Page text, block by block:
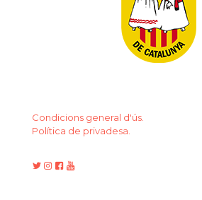
Condicions general d'ús.
Política de privadesa.